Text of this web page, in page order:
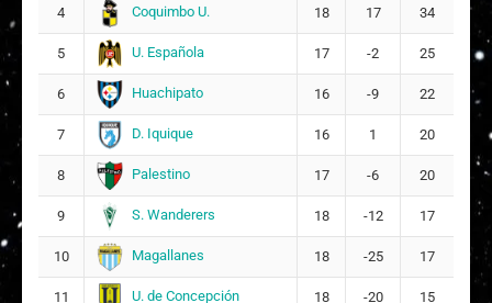
Sofía Ignacia López Retamal
11
Valentina Fernanda Díaz Tapia
4 Coquimbo U. 18 17 34
5 U. Española 17 -2 25
6 Huachipato 16 -9 22
7 D. Iquique 16 1 20
8 Palestino 17 -6 20
9 S. Wanderers 18 -12 17
10 Magallanes 18 -25 17
11 U. de Concepción 18 -20 15